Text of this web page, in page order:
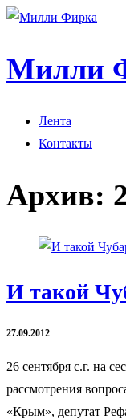
Милли
Лента
Контакты
Архив:
И такой
27.09.2012
26 сентября с.г. на
рассмотрения
«Крым», депутат